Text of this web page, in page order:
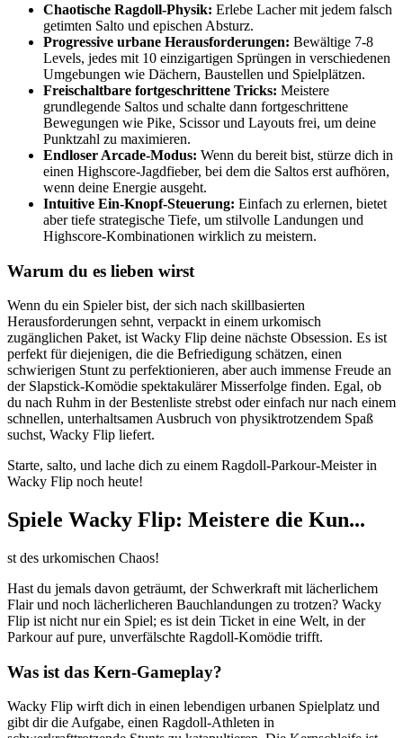
Chaotische Ragdoll-Physik: Erlebe Lacher mit jedem falsch
getimten Salto und epischen Absturz.
Progressive urbane Herausforderungen: Bewältige 7-8
Levels, jedes mit 10 einzigartigen Sprüngen in verschiedenen
Umgebungen wie Dächern, Baustellen und Spielplätzen.
Freischaltbare fortgeschrittene Tricks: Meistere
grundlegende Saltos und schalte dann fortgeschrittene
Bewegungen wie Pike, Scissor und Layouts frei, um deine
Punktzahl zu maximieren.
Endloser Arcade-Modus: Wenn du bereit bist, stürze dich in
einen Highscore-Jagdfieber, bei dem die Saltos erst aufhören,
wenn deine Energie ausgeht.
Intuitive Ein-Knopf-Steuerung: Einfach zu erlernen, bietet
aber tiefe strategische Tiefe, um stilvolle Landungen und
Highscore-Kombinationen wirklich zu meistern.
Warum du es lieben wirst
Wenn du ein Spieler bist, der sich nach skillbasierten
Herausforderungen sehnt, verpackt in einem urkomisch
zugänglichen Paket, ist Wacky Flip deine nächste Obsession. Es ist
perfekt für diejenigen, die die Befriedigung schätzen, einen
schwierigen Stunt zu perfektionieren, aber auch immense Freude an
der Slapstick-Komödie spektakulärer Misserfolge finden. Egal, ob
du nach Ruhm in der Bestenliste strebst oder einfach nur nach einem
schnellen, unterhaltsamen Ausbruch von physiktrotzendem Spaß
suchst, Wacky Flip liefert.
Starte, salto, und lache dich zu einem Ragdoll-Parkour-Meister in
Wacky Flip noch heute!
Spiele Wacky Flip: Meistere die Kun...
st des urkomischen Chaos!
Hast du jemals davon geträumt, der Schwerkraft mit lächerlichem
Flair und noch lächerlicheren Bauchlandungen zu trotzen? Wacky
Flip ist nicht nur ein Spiel; es ist dein Ticket in eine Welt, in der
Parkour auf pure, unverfälschte Ragdoll-Komödie trifft.
Was ist das Kern-Gameplay?
Wacky Flip wirft dich in einen lebendigen urbanen Spielplatz und
gibt dir die Aufgabe, einen Ragdoll-Athleten in